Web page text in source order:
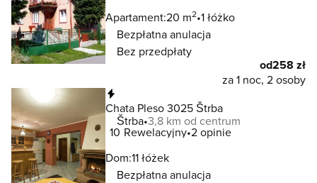
Apartament:20 m2 1 łóżko
Bezpłatna anulacja
Bez przedpłaty
od258 zł
za 1 noc, 2 osoby
Chata Pleso 3025 Štrba
Štrba 3,8 km od centrum
10 Rewelacyjny 2 opinie
Dom:11 łóżek
Bezpłatna anulacja